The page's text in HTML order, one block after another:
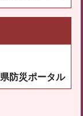
防災ポータル